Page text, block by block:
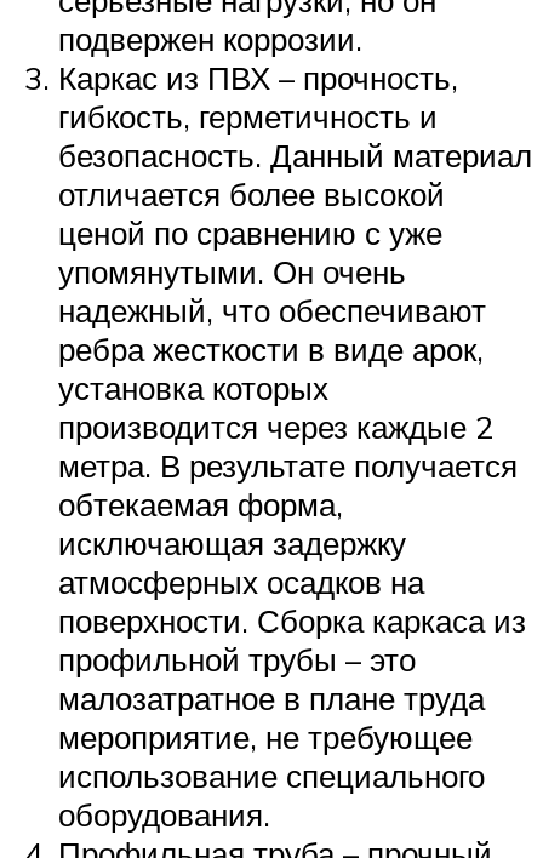
подвержен коррозии.
Каркас из ПВХ – прочность,
гибкость, герметичность и
безопасность. Данный материал
отличается более высокой
ценой по сравнению с уже
упомянутыми. Он очень
надежный, что обеспечивают
ребра жесткости в виде арок,
установка которых
производится через каждые 2
метра. В результате получается
обтекаемая форма,
исключающая задержку
атмосферных осадков на
поверхности. Сборка каркаса из
профильной трубы – это
малозатратное в плане труда
мероприятие, не требующее
использование специального
оборудования.